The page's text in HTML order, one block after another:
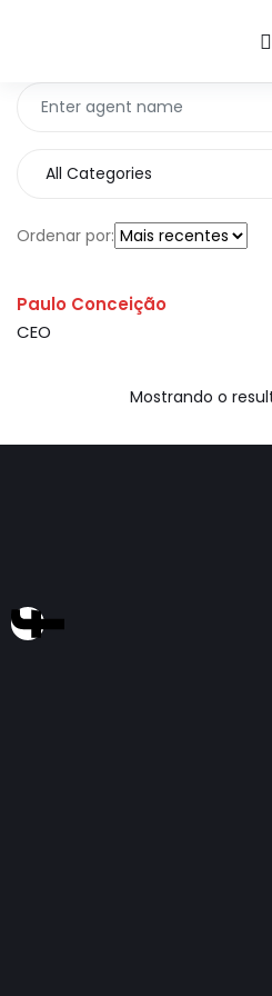
Ordenar por:
Paulo Conceição
CEO
Mostrando o